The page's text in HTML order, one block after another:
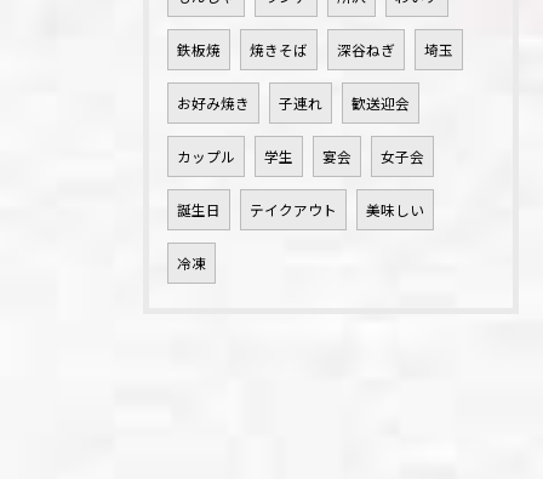
鉄板焼 焼きそば 深谷ねぎ 埼玉
お好み焼き 子連れ 歓送迎会
カップル 学生 宴会 女子会
誕生日 テイクアウト 美味しい
冷凍